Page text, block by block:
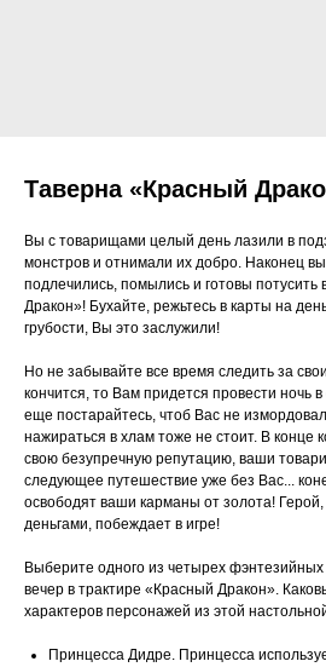
Таверна «Красный
Вы с товарищами целый день лазили в
монстров и отнимали их добро. Наконец вы
подлечились, помылись и готовы потусить
Дракон»! Бухайте, режьтесь в карты на
грубости, Вы это заслужили!
Но не забывайте все время следить за
кончится, то Вам придется провести ночь
еще постарайтесь, чтоб Вас не
нажираться в хлам тоже не стоит. В конце
свою безупречную репутацию, ваши
следующее путешествие уже без Вас...
освободят ваши карманы от золота!
деньгами, побеждает в игре!
Выберите одного из четырех фэнтезийных
вечер в трактире «Красный Дракон».
характеров персонажей из этой
Принцесса Дидре. Принцесса